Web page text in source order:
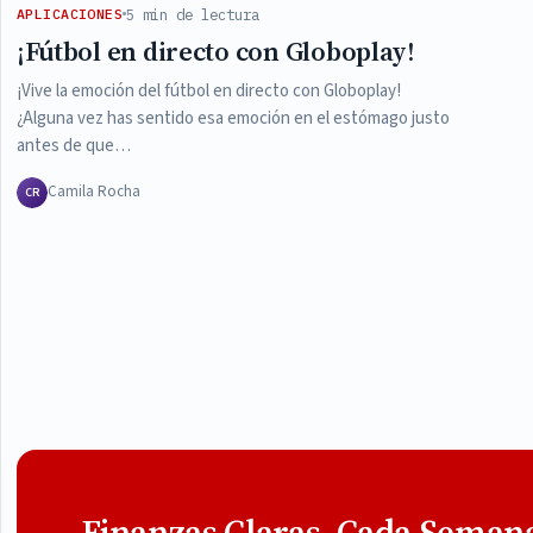
APLICACIONES 5 min de lectura
¡Fútbol en directo con Globoplay!
¡Vive la emoción del fútbol en directo con Globoplay!
¿Alguna vez has sentido esa emoción en el estómago justo
antes de que…
CR Camila Rocha